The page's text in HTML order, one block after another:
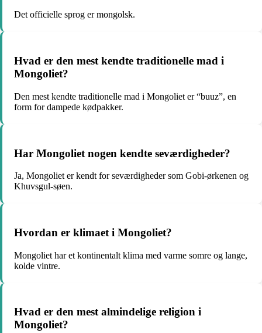
Det officielle sprog er mongolsk.
Hvad er den mest kendte traditionelle mad i
Mongoliet?
Den mest kendte traditionelle mad i Mongoliet er “buuz”, en
form for dampede kødpakker.
Har Mongoliet nogen kendte seværdigheder?
Ja, Mongoliet er kendt for seværdigheder som Gobi-ørkenen og
Khuvsgul-søen.
Hvordan er klimaet i Mongoliet?
Mongoliet har et kontinentalt klima med varme somre og lange,
kolde vintre.
Hvad er den mest almindelige religion i
Mongoliet?